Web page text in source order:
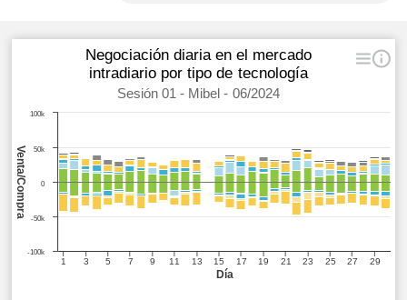
Día
Venta/Compra
Negociación diaria en el mercado
intradiario por tipo de tecnología
Sesión 01 - Mibel - 06/2024
1 3 5 7 9 11 13 15 17 19 21 23 25 27 29
0
-100k
-50k
50k
100k